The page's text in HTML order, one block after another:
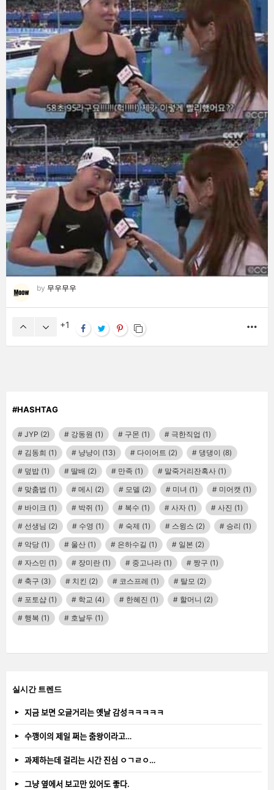
by 무우무우
1
#HASHTAG
JYP (2) 강동원 (1) 구몬 (1) 극한직업 (1)
김동희 (1) 냥냥이 (13) 다이어트 (2) 댕댕이 (8)
덮밥 (1) 딸배 (2) 만족 (1) 말죽거리잔혹사 (1)
맞춤법 (1) 메시 (2) 모델 (2) 미녀 (1) 미어캣 (1)
바이크 (1) 박쥐 (1) 복수 (1) 사자 (1) 사진 (1)
선생님 (2) 수영 (1) 숙제 (1) 스윙스 (2) 승리 (1)
악당 (1) 울산 (1) 은하수길 (1) 일본 (2)
자스민 (1) 장미란 (1) 중고나라 (1) 짱구 (1)
축구 (3) 치킨 (2) 코스프레 (1) 탈모 (2)
포토샵 (1) 학교 (4) 한혜진 (1) 할머니 (2)
행복 (1) 호날두 (1)
실시간 트렌드
지금 보면 오글거리는 옛날 감성ㅋㅋㅋㅋㅋ
수깽이의 제일 쩌는 춤왕이라고…
과제하는데 걸리는 시간 진심 ㅇㄱㄹㅇ…
그냥 옆에서 보고만 있어도 좋다.